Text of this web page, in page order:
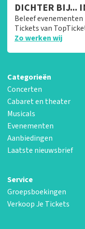
DICHTER BIJ...
Beleef
Tickets van
Zo werken wij
Categorieën
Concerten
Cabaret en theater
Musicals
Evenementen
Aanbiedingen
Laatste nieuwsbrief
Service
Groepsboekingen
Verkoop Je Tickets